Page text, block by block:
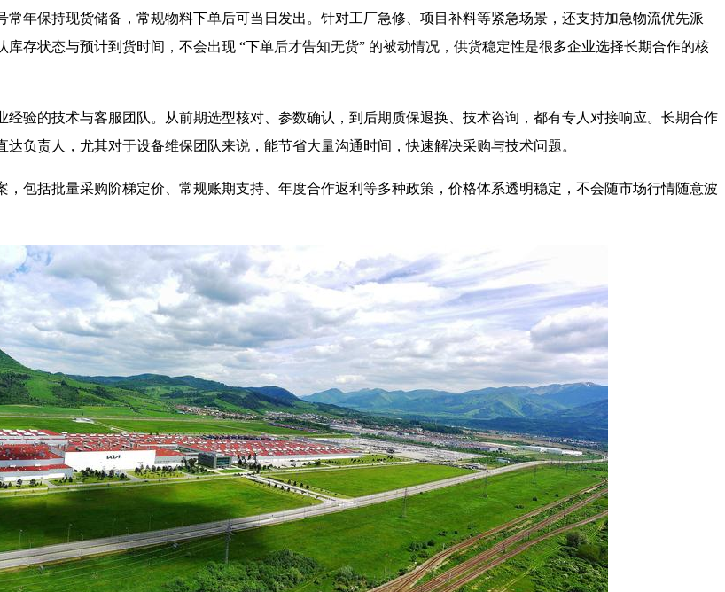
年保持现货储备，常规物料下单后可当日发出。针对工厂急修、项目补料等紧急场景，还支持加急物流优先派
存状态与预计到货时间，不会出现 “下单后才告知无货” 的被动情况，供货稳定性是很多企业选择长期合作的核
验的技术与客服团队。从前期选型核对、参数确认，到后期质保退换、技术咨询，都有专人对接响应。长期合作
负责人，尤其对于设备维保团队来说，能节省大量沟通时间，快速解决采购与技术问题。
包括批量采购阶梯定价、常规账期支持、年度合作返利等多种政策，价格体系透明稳定，不会随市场行情随意波